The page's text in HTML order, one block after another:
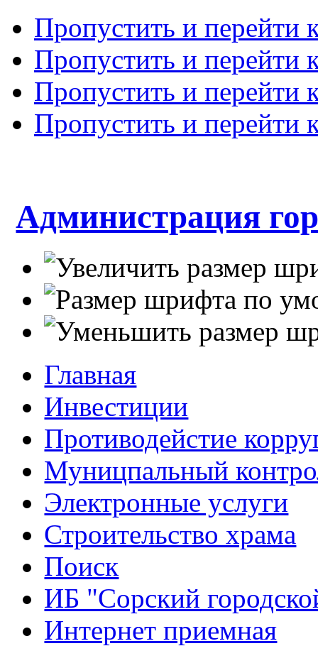
Пропустить и перейти
Пропустить и перейти
Пропустить и перейти
Пропустить и перейти
Администрация
Главная
Инвестиции
Противодейстие
Муницпальный
Электронные услуги
Строительство храма
Поиск
ИБ "Сорский
Интернет приемная